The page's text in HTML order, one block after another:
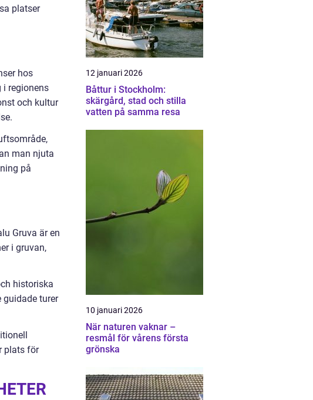
platser
hos
i regionens
och kultur
man njuta
på
Gruva är en
i gruvan,
historiska
guidade turer
plats för
12 januari 2026
Båttur i Stockholm:
skärgård, stad och stilla
vatten på samma resa
10 januari 2026
När naturen vaknar –
resmål för vårens första
grönska